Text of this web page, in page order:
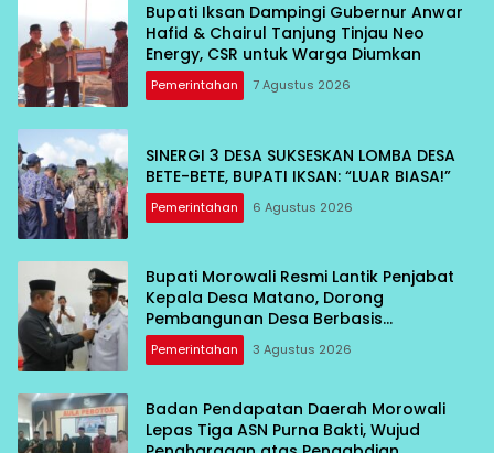
Bupati Iksan Dampingi Gubernur Anwar
Hafid & Chairul Tanjung Tinjau Neo
Energy, CSR untuk Warga Diumkan
Pemerintahan 7 Agustus 2026
SINERGI 3 DESA SUKSESKAN LOMBA DESA
BETE-BETE, BUPATI IKSAN: “LUAR BIASA!”
Pemerintahan 6 Agustus 2026
Bupati Morowali Resmi Lantik Penjabat
Kepala Desa Matano, Dorong
Pembangunan Desa Berbasis
Kebersamaan
Pemerintahan 3 Agustus 2026
Badan Pendapatan Daerah Morowali
Lepas Tiga ASN Purna Bakti, Wujud